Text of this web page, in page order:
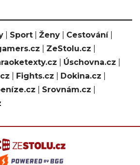
Sport Ženy Cestování|
ZeStolu.cz
Úschovna.cz
Fights.cz Dokina.cz
Srovnám.cz